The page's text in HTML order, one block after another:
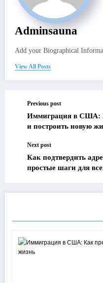
Adminsauna
Add your Biographical
View All Posts
Previous post
Иммиграция в США:
и построить новую
Next post
Как подтвердить
простые шаги для